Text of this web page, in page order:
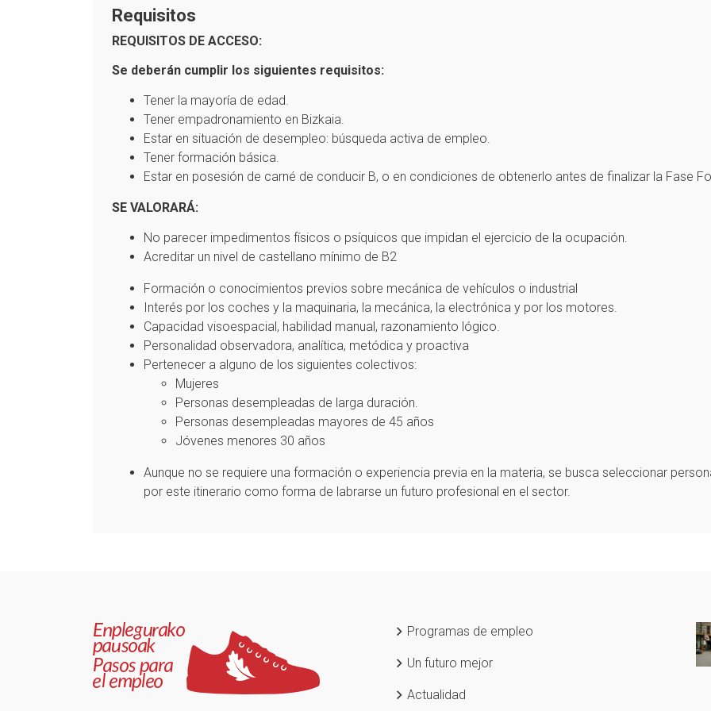
Requisitos
REQUISITOS DE ACCESO:
Se deberán cumplir los siguientes requisitos:
Tener la mayoría de edad.
Tener empadronamiento en Bizkaia.
Estar en situación de desempleo: búsqueda activa de empleo.
Tener formación básica.
Estar en posesión de carné de conducir B, o en condiciones de obtenerlo antes de finalizar la Fase
SE VALORARÁ:
No parecer impedimentos físicos o psíquicos que impidan el ejercicio de la ocupación.
Acreditar un nivel de castellano mínimo de B2
Formación o conocimientos previos sobre mecánica de vehículos o industrial
Interés por los coches y la maquinaria, la mecánica, la electrónica y por los motores.
Capacidad visoespacial, habilidad manual, razonamiento lógico.
Personalidad observadora, analítica, metódica y proactiva
Pertenecer a alguno de los siguientes colectivos:
Mujeres
Personas desempleadas de larga duración.
Personas desempleadas mayores de 45 años
Jóvenes menores 30 años
Aunque no se requiere una formación o experiencia previa en la materia, se busca seleccionar
por este itinerario como forma de labrarse un futuro profesional en el sector.
Programas de empleo
Un futuro mejor
Actualidad